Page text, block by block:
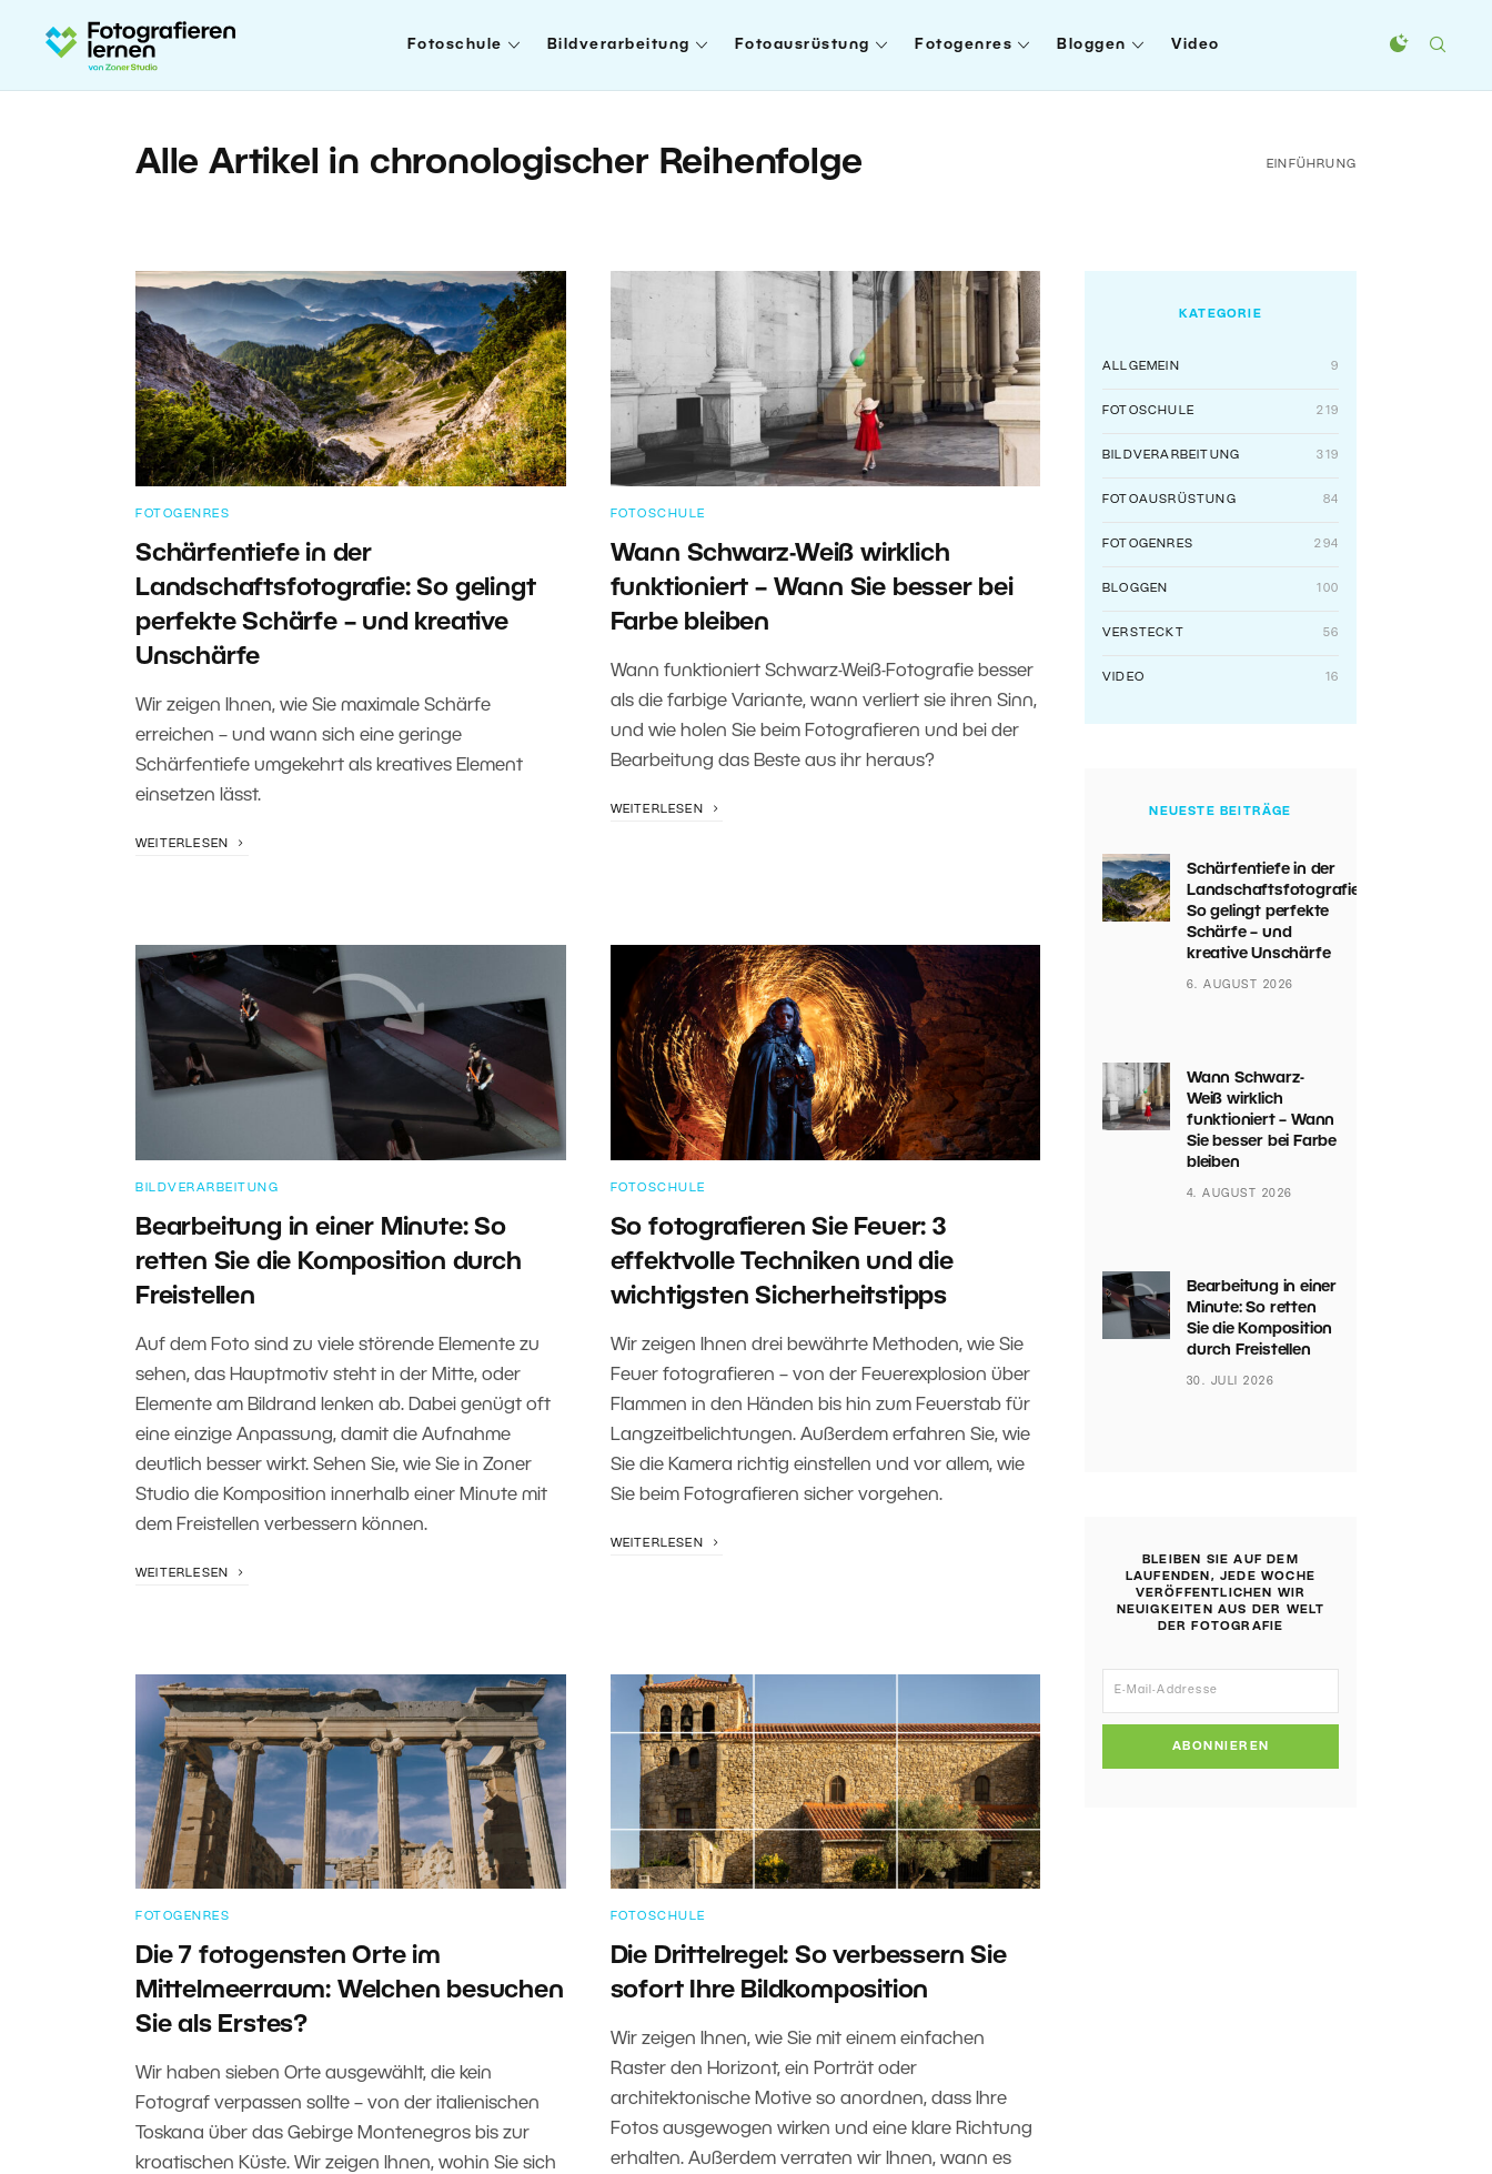
Fotoschule Bildverarbeitung Fotoausrüstung Fotogenres Bloggen Video
Alle Artikel in chronologischer Reihenfolge EINFÜHRUNG
FOTOGENRES
Schärfentiefe in der
Landschaftsfotografie: So gelingt
perfekte Schärfe – und kreative
Unschärfe
Wir zeigen Ihnen, wie Sie maximale Schärfe
erreichen – und wann sich eine geringe
Schärfentiefe umgekehrt als kreatives Element
einsetzen lässt.
WEITERLESEN
FOTOSCHULE
Wann Schwarz-Weiß wirklich
funktioniert – Wann Sie besser bei
Farbe bleiben
Wann funktioniert Schwarz-Weiß-Fotografie besser
als die farbige Variante, wann verliert sie ihren Sinn,
und wie holen Sie beim Fotografieren und bei der
Bearbeitung das Beste aus ihr heraus?
WEITERLESEN
BILDVERARBEITUNG
Bearbeitung in einer Minute: So
retten Sie die Komposition durch
Freistellen
Auf dem Foto sind zu viele störende Elemente zu
sehen, das Hauptmotiv steht in der Mitte, oder
Elemente am Bildrand lenken ab. Dabei genügt oft
eine einzige Anpassung, damit die Aufnahme
deutlich besser wirkt. Sehen Sie, wie Sie in Zoner
Studio die Komposition innerhalb einer Minute mit
dem Freistellen verbessern können.
WEITERLESEN
FOTOSCHULE
So fotografieren Sie Feuer: 3
effektvolle Techniken und die
wichtigsten Sicherheitstipps
Wir zeigen Ihnen drei bewährte Methoden, wie Sie
Feuer fotografieren – von der Feuerexplosion über
Flammen in den Händen bis hin zum Feuerstab für
Langzeitbelichtungen. Außerdem erfahren Sie, wie
Sie die Kamera richtig einstellen und vor allem, wie
Sie beim Fotografieren sicher vorgehen.
WEITERLESEN
FOTOGENRES
Die 7 fotogensten Orte im
Mittelmeerraum: Welchen besuchen
Sie als Erstes?
Wir haben sieben Orte ausgewählt, die kein
Fotograf verpassen sollte – von der italienischen
Toskana über das Gebirge Montenegros bis zur
kroatischen Küste. Wir zeigen Ihnen, wohin Sie sich
FOTOSCHULE
Die Drittelregel: So verbessern Sie
sofort Ihre Bildkomposition
Wir zeigen Ihnen, wie Sie mit einem einfachen
Raster den Horizont, ein Porträt oder
architektonische Motive so anordnen, dass Ihre
Fotos ausgewogen wirken und eine klare Richtung
erhalten. Außerdem verraten wir Ihnen, wann es
KATEGORIE
ALLGEMEIN 9
FOTOSCHULE 219
BILDVERARBEITUNG 319
FOTOAUSRÜSTUNG 84
FOTOGENRES 294
BLOGGEN 100
VERSTECKT 56
VIDEO 16
NEUESTE BEITRÄGE
Schärfentiefe in der
Landschaftsfotografie:
So gelingt perfekte
Schärfe – und
kreative Unschärfe
6. AUGUST 2026
Wann Schwarz-
Weiß wirklich
funktioniert – Wann
Sie besser bei Farbe
bleiben
4. AUGUST 2026
Bearbeitung in einer
Minute: So retten
Sie die Komposition
durch Freistellen
30. JULI 2026
BLEIBEN SIE AUF DEM
LAUFENDEN, JEDE WOCHE
VERÖFFENTLICHEN WIR
NEUIGKEITEN AUS DER WELT
DER FOTOGRAFIE
ABONNIEREN